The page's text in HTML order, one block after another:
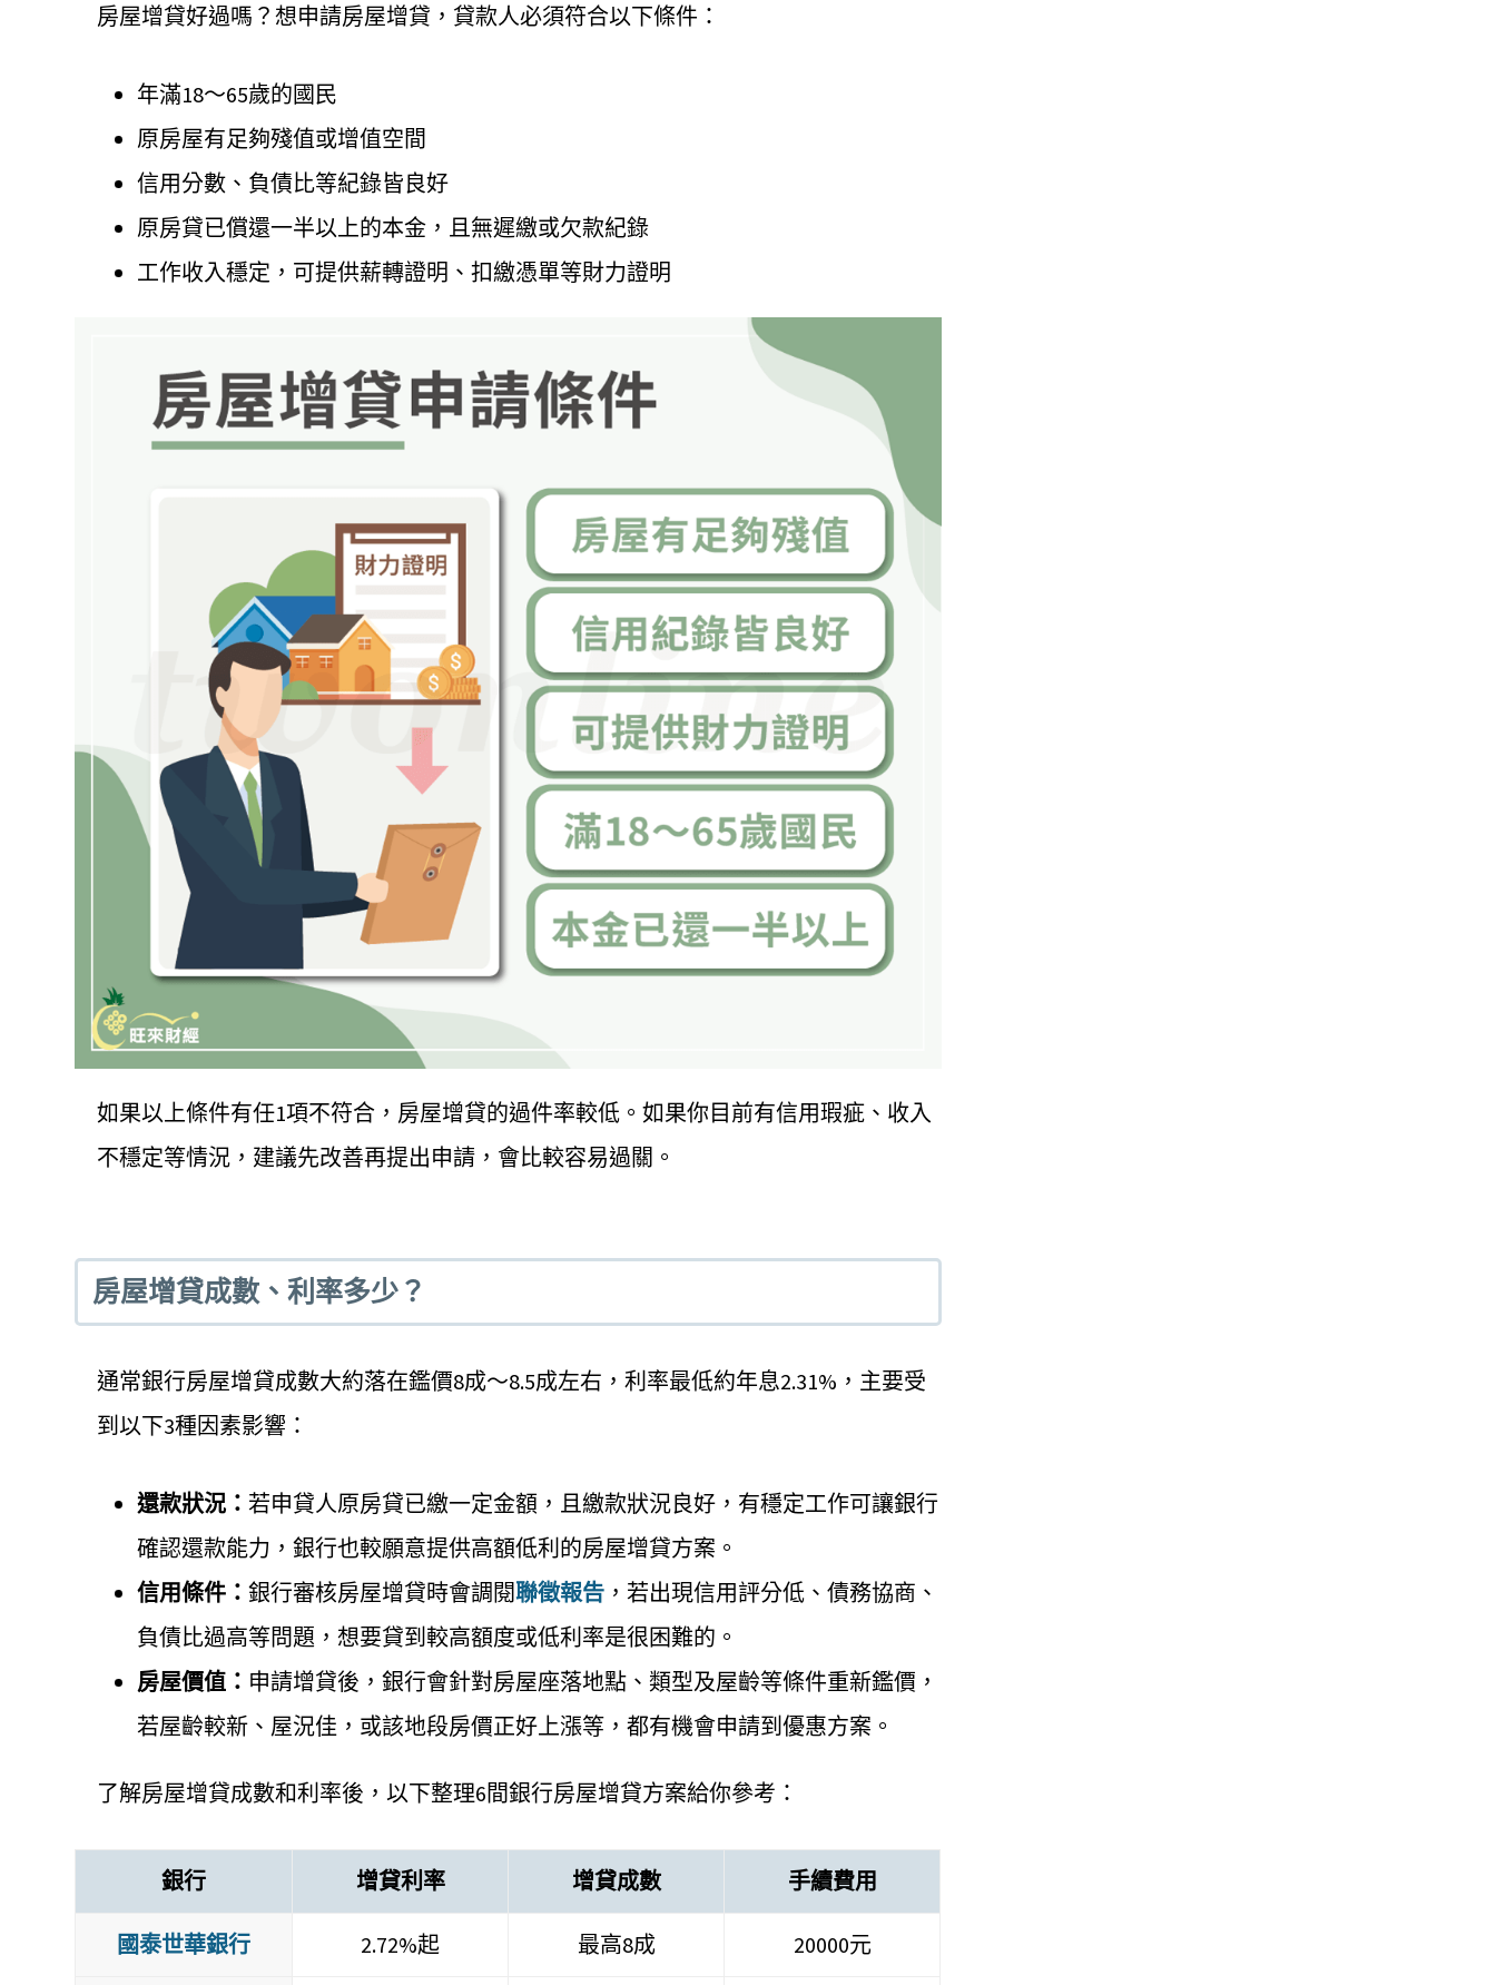
房屋增貸好過嗎？想申請房屋增貸，貸款人必須符合以下條件：
年滿18～65歲的國民
原房屋有足夠殘值或增值空間
信用分數、負債比等紀錄皆良好
原房貸已償還一半以上的本金，且無遲繳或欠款紀錄
工作收入穩定，可提供薪轉證明、扣繳憑單等財力證明
如果以上條件有任1項不符合，房屋增貸的過件率較低。如果你目前有信用瑕疵、收入
不穩定等情況，建議先改善再提出申請，會比較容易過關。
房屋增貸成數、利率多少？
通常銀行房屋增貸成數大約落在鑑價8成～8.5成左右，利率最低約年息2.31%，主要受
到以下3種因素影響：
還款狀況： 若申貸人原房貸已繳一定金額，且繳款狀況良好，有穩定工作可讓銀行
確認還款能力，銀行也較願意提供高額低利的房屋增貸方案。
信用條件： 銀行審核房屋增貸時會調閱聯徵報告 ，若出現信用評分低、債務協商、
負債比過高等問題，想要貸到較高額度或低利率是很困難的。
房屋價值： 申請增貸後，銀行會針對房屋座落地點、類型及屋齡等條件重新鑑價，
若屋齡較新、屋況佳，或該地段房價正好上漲等，都有機會申請到優惠方案。
了解房屋增貸成數和利率後，以下整理6間銀行房屋增貸方案給你參考：
銀行 增貸利率 增貸成數 手續費用
國泰世華銀行 2.72%起 最高8成 20000元